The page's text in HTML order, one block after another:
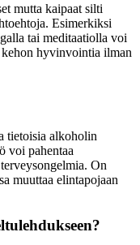
mutta kaipaat silti
Esimerkiksi
tai meditaatiolla voi
kehon hyvinvointia ilman
tietoisia alkoholin
voi pahentaa
On
muuttaa elintapojaan